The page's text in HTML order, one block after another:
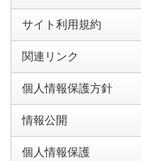
サイト利用規約
関連リンク
個人情報保護方針
情報公開
個人情報保護